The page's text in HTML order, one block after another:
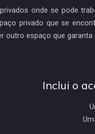
onde se pode
privado que se
outro espaço que garanta
Inclui o